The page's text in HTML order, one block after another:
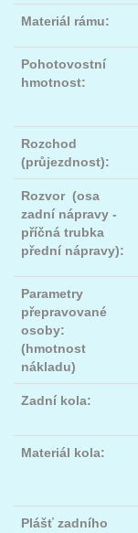
Materiál rámu:
Pohotovostní
hmotnost:
Rozchod
(průjezdnost):
Rozvor (osa
zadní nápravy -
příčná trubka
přední nápravy):
Parametry
přepravované
osoby:
(hmotnost
nákladu)
Zadní kola:
Materiál kola:
Plášť zadního